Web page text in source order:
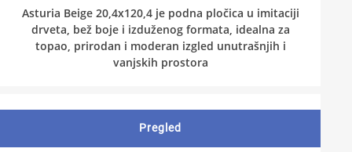
Asturia Beige 20,4x120,4 je podna pločica u imitaciji
drveta, bež boje i izduženog formata, idealna za
topao, prirodan i moderan izgled unutrašnjih i
vanjskih prostora
Pregled